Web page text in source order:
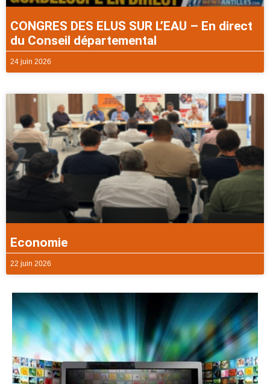
CONGRES DES ELUS SUR L’EAU – En direct
du Conseil départemental
24 juin 2026
Economie
22 juin 2026